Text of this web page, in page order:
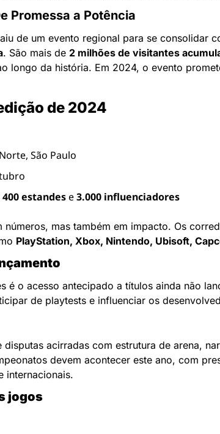
Promessa a Potência
de um evento regional para se consolidar
. São mais de 2 milhões de visitantes
longo da história. Em 2024, o evento
de 2024
São Paulo
400 estandes e 3.000 influenciadores
números, mas também em impacto. Os
PlayStation, Xbox, Nintendo, Ubisoft,
é o acesso antecipado a títulos ainda não
de playtests e influenciar os
disputas acirradas com estrutura de arena,
devem acontecer este ano, com
internacionais.
jogos